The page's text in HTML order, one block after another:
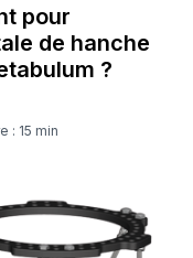
pour
de hanche
?
: 15 min